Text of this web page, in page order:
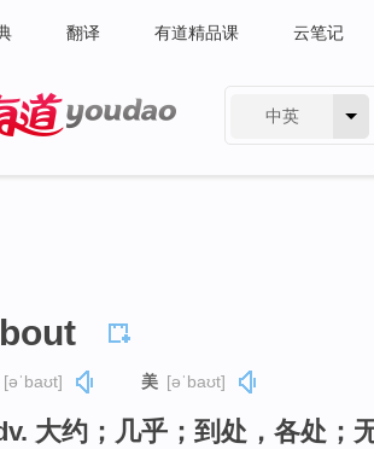
翻译 有道精品课 云笔记
中英
[əˈbaʊt] 美 [əˈbaʊt]
大约；几乎；到处，各处